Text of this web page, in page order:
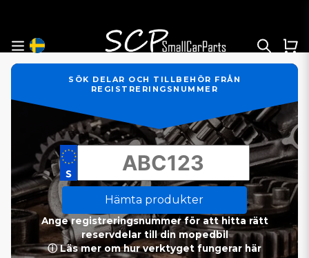
SÖK DELAR OCH TILLBEHÖR FRÅN
REGISTRERINGSNUMMER
Hämta produkter
Ange registreringsnummer för att hitta rätt
reservdelar till din mopedbil
ⓘ Läs mer om hur verktyget fungerar här